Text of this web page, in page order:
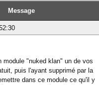
Message
module "nuked klan" un de vos
puis l'ayant supprimé par la
dans ce module ce qu'il y